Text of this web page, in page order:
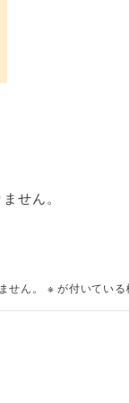
せん。
せん。 ※ が付いてい